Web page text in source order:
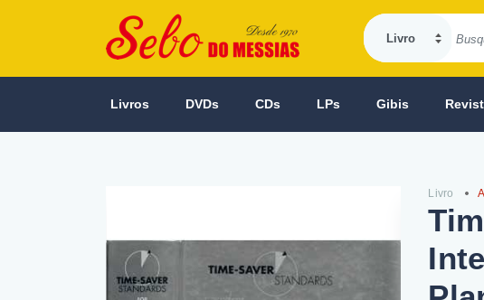
Livros DVDs CDs LPs Gibis
Livro